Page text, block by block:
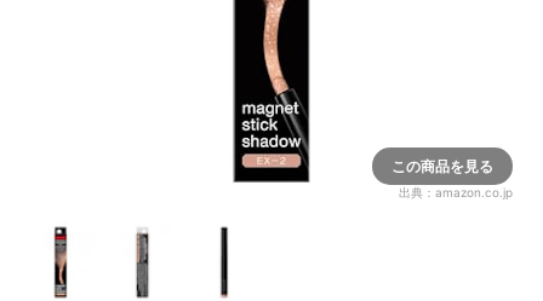
この商品を見る
出典： amazon.co.jp